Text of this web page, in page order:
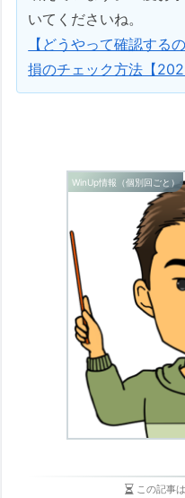
いてくださいね。
【どうやって確認する
損のチェック方法【
WinUp情報（個別回ごと）
この記事は